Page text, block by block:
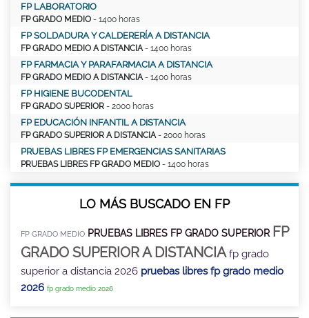
FP LABORATORIO
FP GRADO MEDIO - 1400 horas
FP SOLDADURA Y CALDERERÍA A DISTANCIA
FP GRADO MEDIO A DISTANCIA - 1400 horas
FP FARMACIA Y PARAFARMACIA A DISTANCIA
FP GRADO MEDIO A DISTANCIA - 1400 horas
FP HIGIENE BUCODENTAL
FP GRADO SUPERIOR - 2000 horas
FP EDUCACIÓN INFANTIL A DISTANCIA
FP GRADO SUPERIOR A DISTANCIA - 2000 horas
PRUEBAS LIBRES FP EMERGENCIAS SANITARIAS
PRUEBAS LIBRES FP GRADO MEDIO - 1400 horas
LO MÁS BUSCADO EN FP
FP GRADO MEDIO PRUEBAS LIBRES FP GRADO SUPERIOR FP
GRADO SUPERIOR A DISTANCIA fp grado
superior a distancia 2026 pruebas libres fp grado medio
2026 fp grado medio 2026